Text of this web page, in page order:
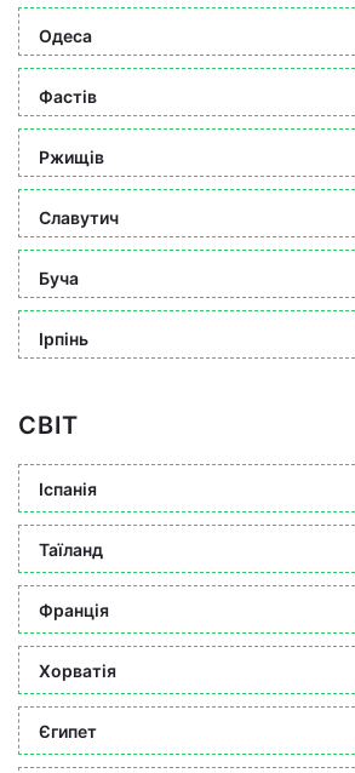
Одеса
Фастів
Ржищів
Славутич
Буча
Ірпінь
СВІТ
Іспанія
Таїланд
Франція
Хорватія
Єгипет